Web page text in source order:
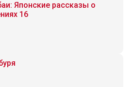
Японские рассказы о
16